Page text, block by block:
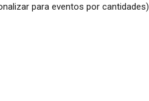
para eventos por cantidades).